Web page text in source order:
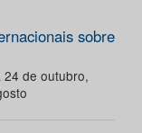
sobre
de outubro,